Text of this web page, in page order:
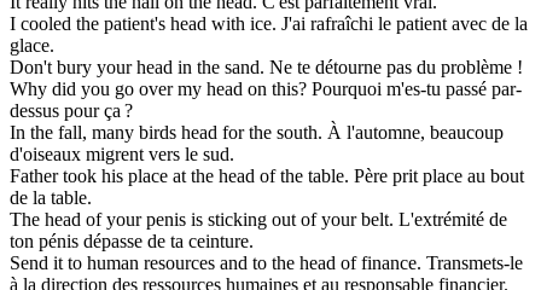
I cooled the patient's head with ice. J'ai rafraîchi le patient avec de la
glace.
Don't bury yourhead in the sand. Ne te détourne pas du problème !
Why did you go over my head on this? Pourquoi m'es-tu passé par-
dessus pour ça ?
In the fall, many birds head for the south. À l'automne, beaucoup
d'oiseaux migrent vers le sud.
Father took his place at the head of the table. Père prit place au bout
de la table.
The head of your penis is sticking out of your belt. L'extrémité de
ton pénis dépasse de ta ceinture.
Send it to human resources and to the head of finance. Transmets-le
à la direction des ressources humaines et au responsable financier.